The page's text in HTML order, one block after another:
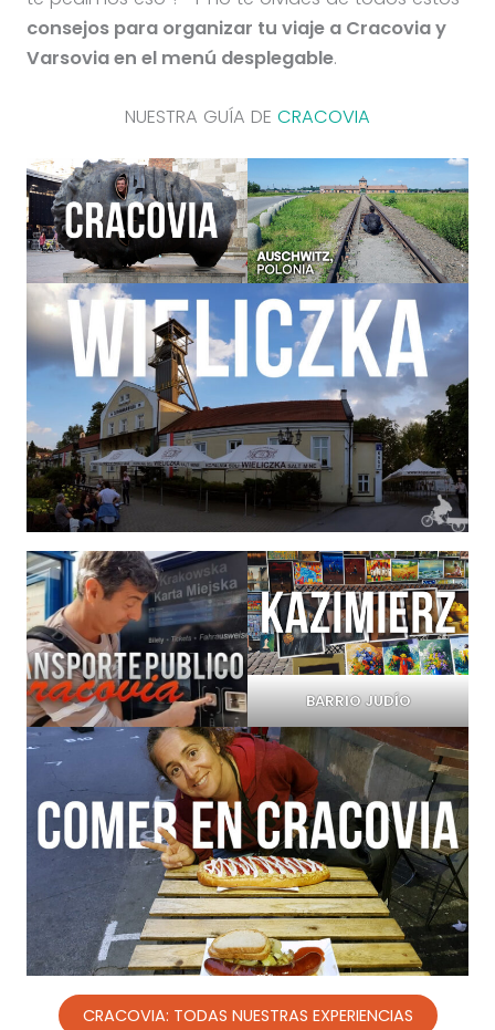
consejos para organizar tu viaje a Cracovia y
Varsovia en el menú desplegable.
NUESTRA GUÍA DE CRACOVIA
BARRIO JUDÍO
CRACOVIA: TODAS NUESTRAS EXPERIENCIAS